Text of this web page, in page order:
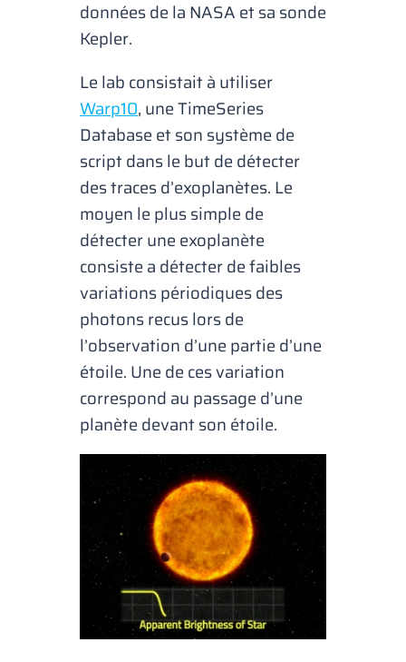
données de la NASA et sa sonde
Kepler.
Le lab consistait à utiliser
Warp10, une TimeSeries
Database et son système de
script dans le but de détecter
des traces d’exoplanètes. Le
moyen le plus simple de
détecter une exoplanète
consiste a détecter de faibles
variations périodiques des
photons recus lors de
l’observation d’une partie d’une
étoile. Une de ces variation
correspond au passage d’une
planète devant son étoile.